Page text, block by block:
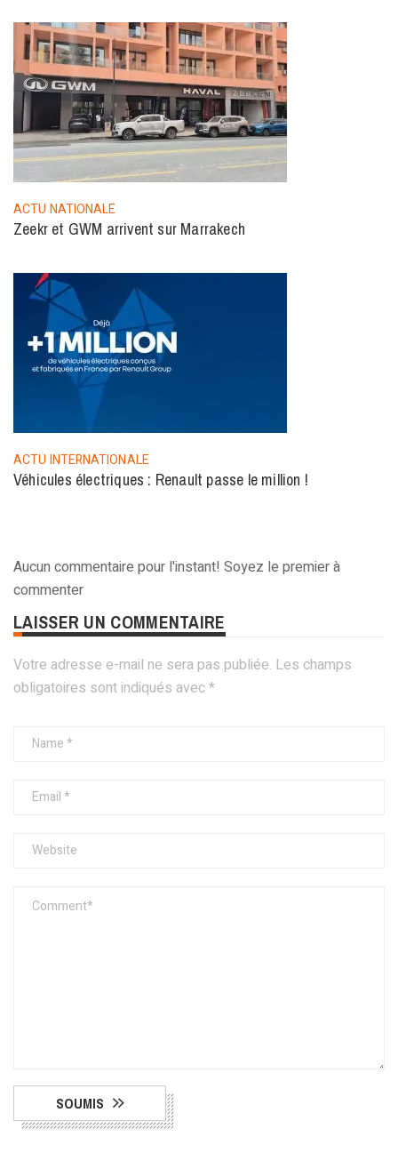
ACTU NATIONALE
Zeekr et GWM arrivent sur Marrakech
ACTU INTERNATIONALE
Véhicules électriques : Renault passe le million !
Aucun commentaire pour l'instant! Soyez le premier à
commenter
LAISSER UN COMMENTAIRE
Votre adresse e-mail ne sera pas publiée. Les champs
obligatoires sont indiqués avec*
SOUMIS